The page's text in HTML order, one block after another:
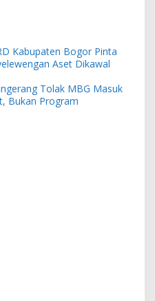
Kabupaten Bogor Pinta
Aset Dikawal
Tolak MBG Masuk
Bukan Program